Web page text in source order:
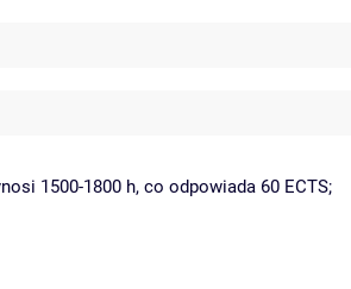
1500-1800 h, co odpowiada 60 ECTS;